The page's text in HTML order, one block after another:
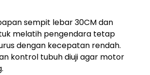
sempit lebar 30CM dan
melatih pengendara tetap
dengan kecepatan rendah.
kontrol tubuh diuji agar motor